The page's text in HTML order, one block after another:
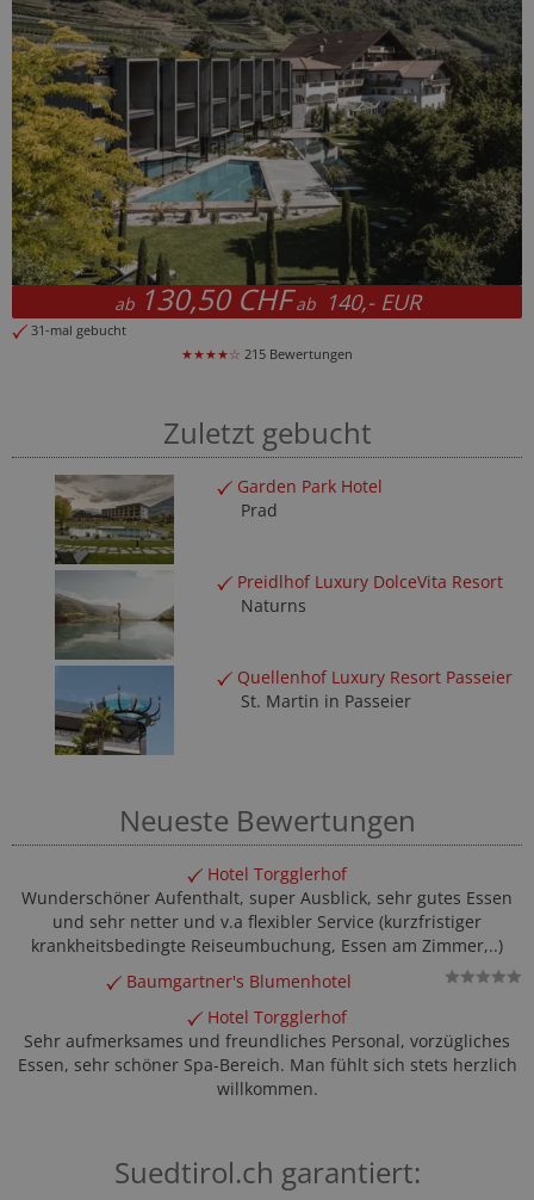
130,50 CHFab140,- EUR
mal gebucht
★★★★☆215 Bewertungen
Zuletzt gebucht
Garden Park Hotel
Prad
Preidlhof Luxury DolceVita Resort
Naturns
Quellenhof Luxury Resort Passeier
St. Martin in Passeier
Neueste Bewertungen
Hotel Torgglerhof
Wunderschöner Aufenthalt, super Ausblick, sehr gutes Essen
und sehr netter und v.a flexibler Service (kurzfristiger
krankheitsbedingte Reiseumbuchung, Essen am Zimmer,..)
Baumgartner's Blumenhotel
Hotel Torgglerhof
Sehr aufmerksames und freundliches Personal, vorzügliches
Essen, sehr schöner Spa-Bereich. Man fühlt sich stets herzlich
willkommen.
Suedtirol.ch garantiert: